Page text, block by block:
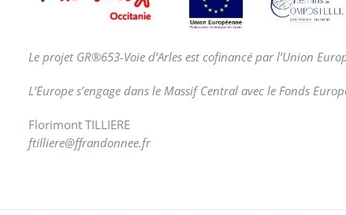
Le projet GR®653-Voie d’Arles est cofinancé par l’Union
L’Europe s’engage dans le Massif Central avec le Fonds
Florimont TILLIERE
ftilliere@ffrandonnee.fr